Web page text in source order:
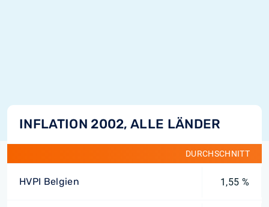
INFLATION 2002, ALLE LÄNDER
DURCHSCHNITT
HVPI Belgien 1,55 %